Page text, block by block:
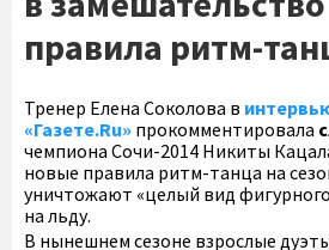
правила ритм-
Тренер Елена Соколова в
«Газете.Ru» прокомментировала
чемпиона Сочи-2014 Никиты
новые правила ритм-танца на
уничтожают «целый вид
на льду.
В нынешнем сезоне взрослые